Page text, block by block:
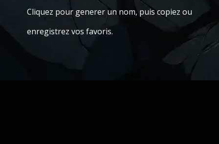
Cliquez pour generer un nom, puis copiez ou
enregistrez vos favoris.